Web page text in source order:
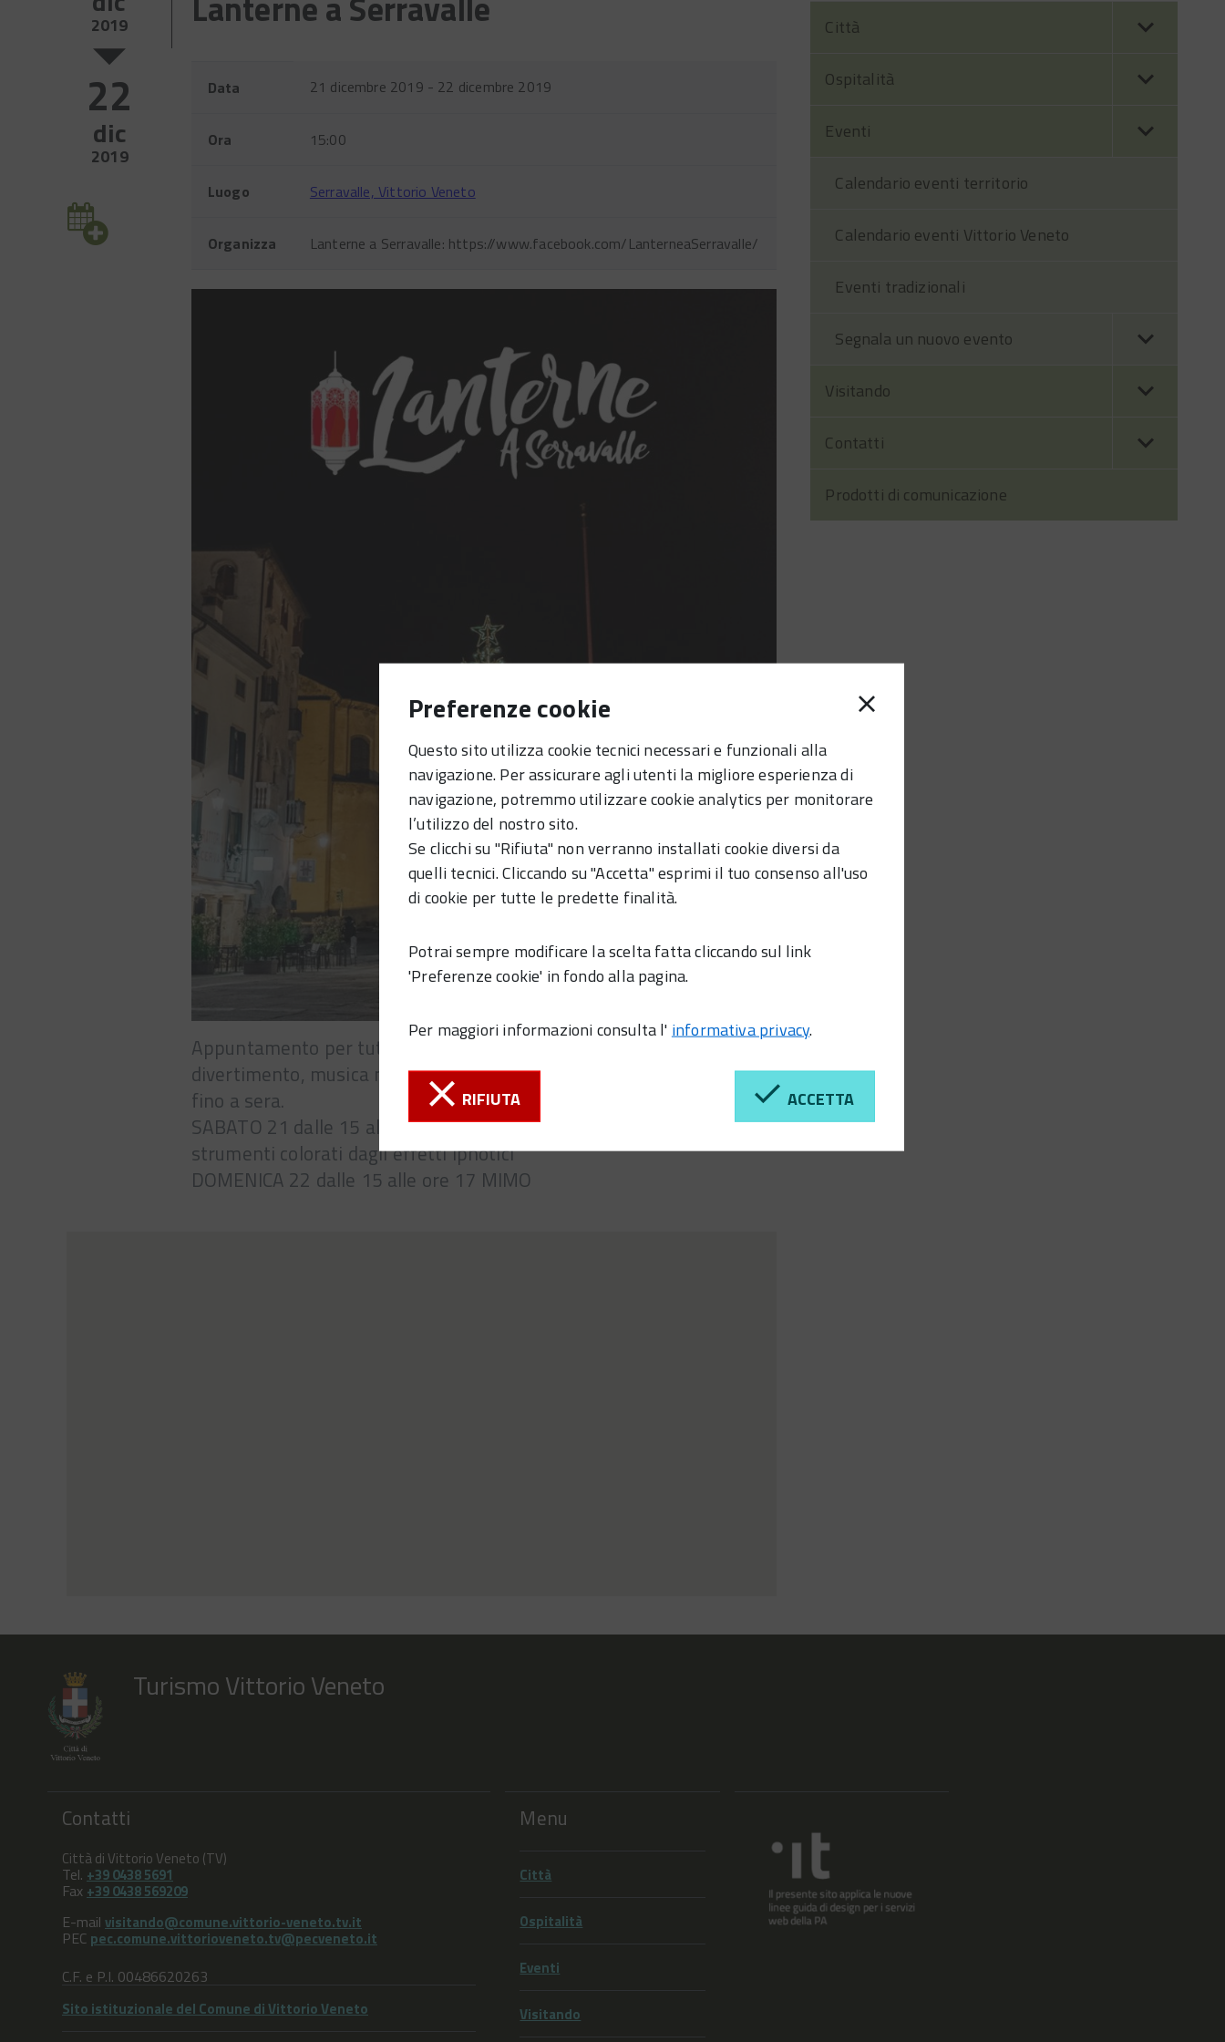
Preferenze cookie
Questo sito utilizza cookie tecnici necessari e funzionali alla
navigazione. Per assicurare agli utenti la migliore esperienza di
navigazione, potremmo utilizzare cookie analytics per monitorare
l’utilizzo del nostro sito.
Se clicchi su "Rifiuta" non verranno installati cookie diversi da
quelli tecnici. Cliccando su "Accetta" esprimi il tuo consenso all'uso
di cookie per tutte le predette finalità.
Potrai sempre modificare la scelta fatta cliccando sul link
'Preferenze cookie' in fondo alla pagina.
Per maggiori informazioni consulta l' informativa privacy.
RIFIUTA ACCETTA
2019
22
dic
2019
Evento
Nome Valore
Data 21 dicembre 2019 - 22 dicembre 2019
Ora 15:00
Luogo Serravalle, Vittorio Veneto
Organizza Lanterne a Serravalle: https://www.facebook.com/LanterneaSerravalle/
Appuntamento per tutti i weekend di dicembre e la vigilia! Tanto
divertimento, musica nei locali e negozi aperti per tutto il pomeriggio
fino a sera.
SABATO 21 dalle 15 alle ore 17 DAEDRA PROJECT: Giocoleria con
strumenti colorati dagli effetti ipnotici
DOMENICA 22 dalle 15 alle ore 17 MIMO
Città
Ospitalità
Eventi
Calendario eventi territorio
Calendario eventi Vittorio Veneto
Eventi tradizionali
Segnala un nuovo evento
Visitando
Contatti
Prodotti di comunicazione
Turismo Vittorio Veneto
Contatti
Città di Vittorio Veneto (TV)
Tel. +39 0438 5691
Fax +39 0438 569209
E-mail visitando@comune.vittorio-veneto.tv.it
PEC pec.comune.vittorioveneto.tv@pecveneto.it
C.F. e P.I. 00486620263
Sito istituzionale del Comune di Vittorio Veneto
Menu
Città
Ospitalità
Eventi
Visitando